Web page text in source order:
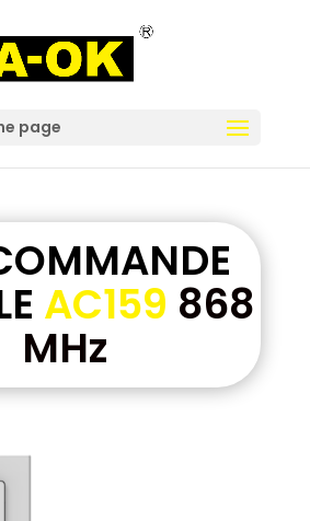
page
AC159 868
MHz